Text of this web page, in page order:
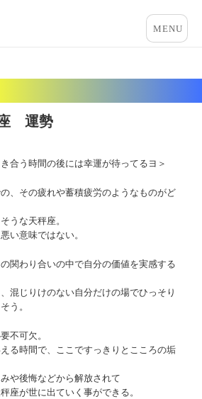
運勢
合う時間の後には幸運が待ってるヨ＞
、その疲れや蓄積疲労のようなものがど
うな天秤座。
い意味ではない。
関わり合いの中で自分の価値を実感する
混じりけのない自分だけの場でひっそり
う。
不可欠。
る時間で、ここですっきりとこころの垢
や後悔などから解放されて
座が世に出ていく事ができる。